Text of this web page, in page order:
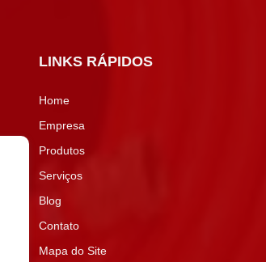
LINKS RÁPIDOS
Home
Empresa
Produtos
Serviços
Blog
Contato
Mapa do Site